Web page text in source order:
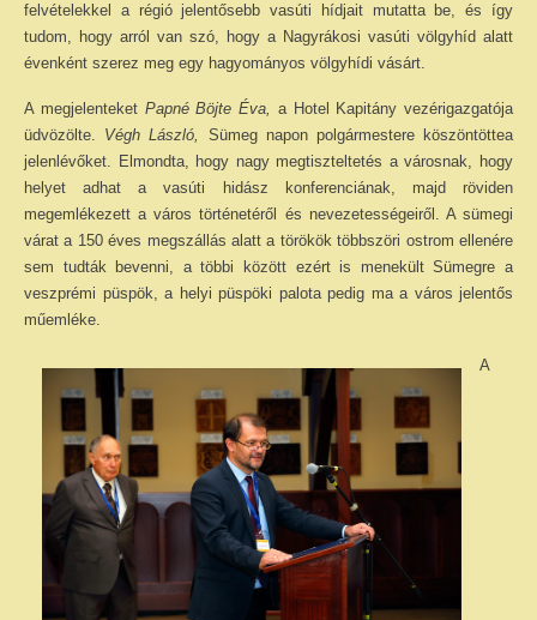
felvételekkel a régió jelentősebb vasúti hídjait mutatta be, és így
tudom, hogy arról van szó, hogy a Nagyrákosi vasúti völgyhíd alatt
évenként szerez meg egy hagyományos völgyhídi vásárt.
A megjelenteket Papné Böjte Éva, a Hotel Kapitány vezérigazgatója
üdvözölte. Végh László, Sümeg napon polgármestere köszöntöttea
jelenlévőket. Elmondta, hogy nagy megtiszteltetés a városnak, hogy
helyet adhat a vasúti hidász konferenciának, majd röviden
megemlékezett a város történetéről és nevezetességeiről. A sümegi
várat a 150 éves megszállás alatt a törökök többszöri ostrom ellenére
sem tudták bevenni, a többi között ezért is menekült Sümegre a
veszprémi püspök, a helyi püspöki palota pedig ma a város jelentős
műemléke.
A